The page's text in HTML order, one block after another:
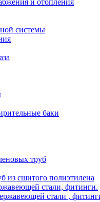
и отопления
системы
баки
труб
из сшитого полиэтилена
стали, фитинги.
стали ,